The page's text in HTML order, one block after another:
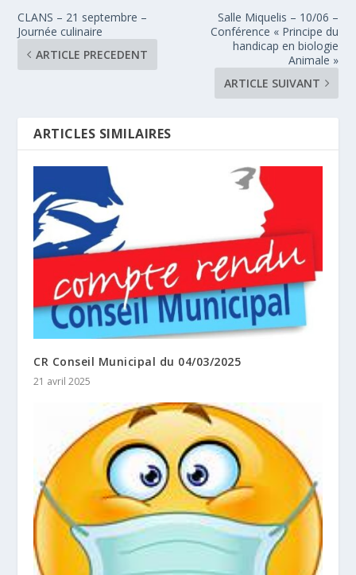
CLANS – 21 septembre –
Journée culinaire
ARTICLE PRECEDENT
Salle Miquelis – 10/06 –
Conférence « Principe du
handicap en biologie
Animale »
ARTICLE SUIVANT
ARTICLES SIMILAIRES
CR Conseil Municipal du 04/03/2025
21 avril 2025